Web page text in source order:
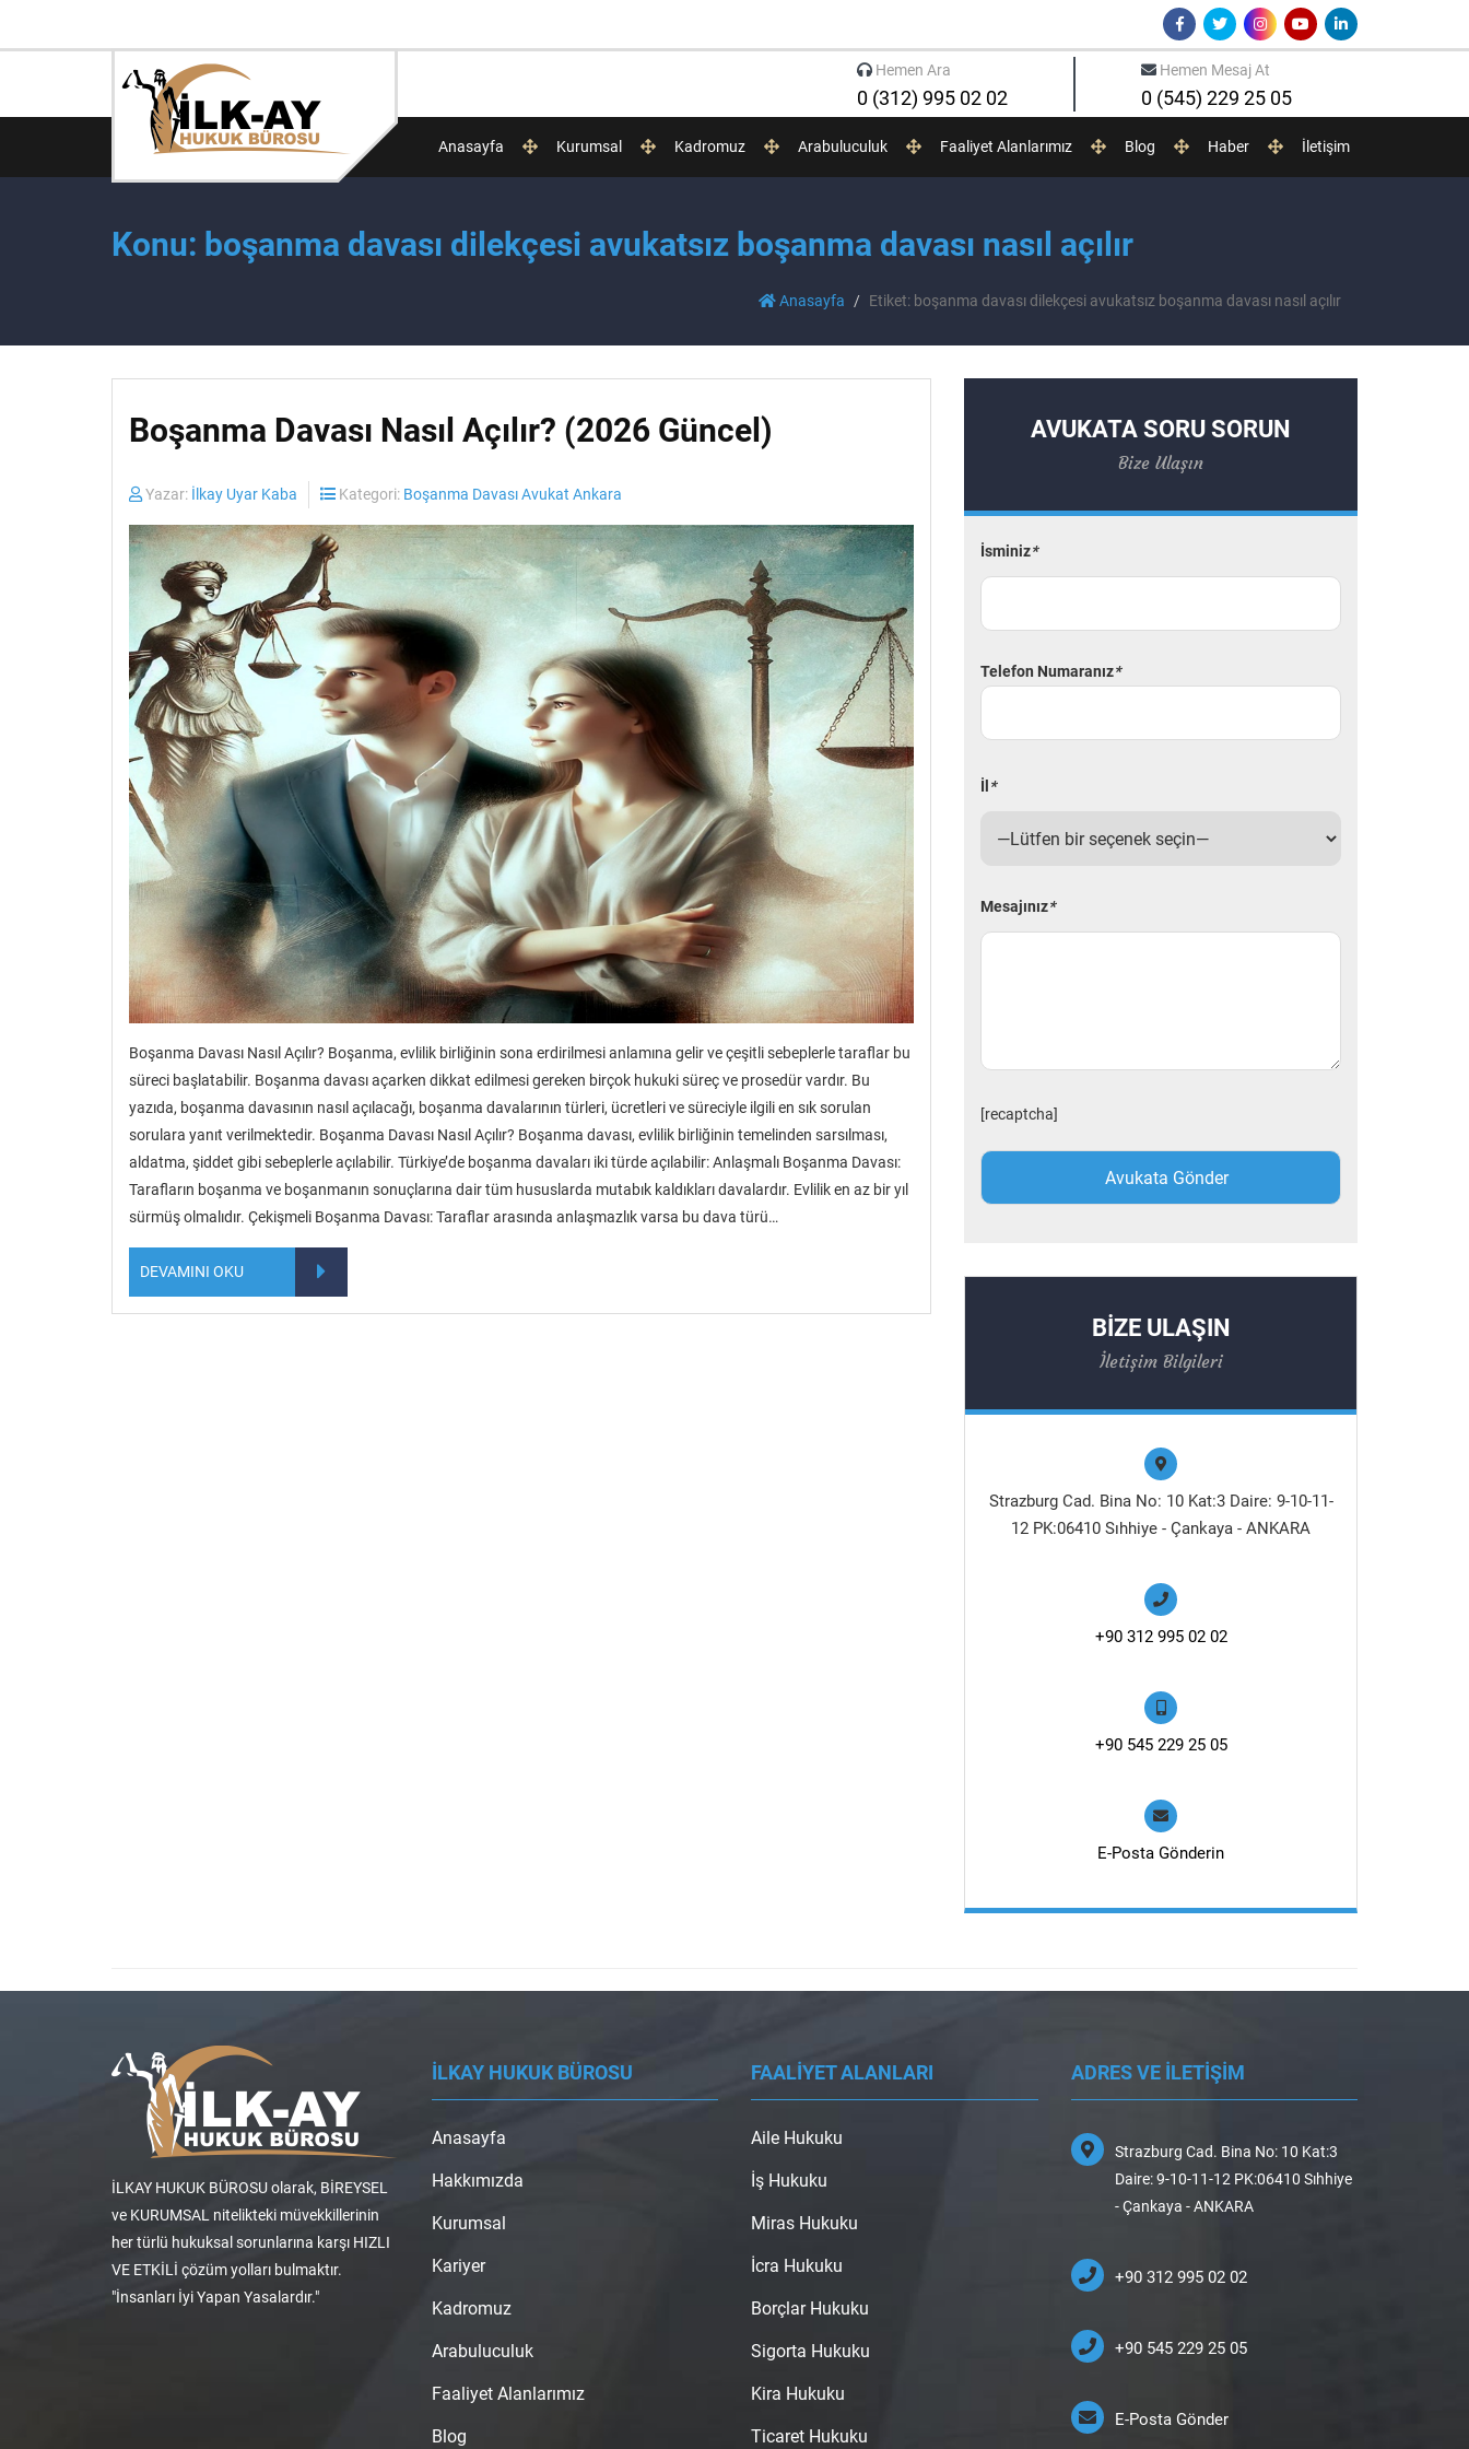
Hemen Ara
0 (312) 995 02 02
Hemen Mesaj At
0 (545) 229 25 05
Anasayfa Kurumsal Kadromuz Arabuluculuk Faaliyet Alanlarımız Blog Haber İletişim
Konu: boşanma davası dilekçesi avukatsız boşanma davası nasıl açılır
Anasayfa Etiket: boşanma davası dilekçesi avukatsız boşanma davası nasıl açılır
Boşanma Davası Nasıl Açılır? (2026 Güncel)
Yazar: İlkay Uyar Kaba Kategori: Boşanma Davası Avukat Ankara
Boşanma Davası Nasıl Açılır? Boşanma, evlilik birliğinin sona erdirilmesi anlamına gelir ve çeşitli sebeplerle taraflar bu
süreci başlatabilir. Boşanma davası açarken dikkat edilmesi gereken birçok hukuki süreç ve prosedür vardır. Bu
yazıda, boşanma davasının nasıl açılacağı, boşanma davalarının türleri, ücretleri ve süreciyle ilgili en sık sorulan
sorulara yanıt verilmektedir. Boşanma Davası Nasıl Açılır? Boşanma davası, evlilik birliğinin temelinden sarsılması,
aldatma, şiddet gibi sebeplerle açılabilir. Türkiye’de boşanma davaları iki türde açılabilir: Anlaşmalı Boşanma Davası:
Tarafların boşanma ve boşanmanın sonuçlarına dair tüm hususlarda mutabık kaldıkları davalardır. Evlilik en az bir yıl
sürmüş olmalıdır. Çekişmeli Boşanma Davası: Taraflar arasında anlaşmazlık varsa bu dava türü…
DEVAMINI OKU
AVUKATA SORU SORUN
Bize Ulaşın
İsminiz*
Telefon Numaranız*
İl *
Mesajınız*
[recaptcha]
BİZE ULAŞIN
İletişim Bilgileri
Strazburg Cad. Bina No: 10 Kat:3 Daire: 9-10-11-
12 PK:06410 Sıhhiye - Çankaya - ANKARA
+90 312 995 02 02
+90 545 229 25 05
E-Posta Gönderin
İLKAY HUKUK BÜROSU olarak, BİREYSEL
ve KURUMSAL nitelikteki müvekkillerinin
her türlü hukuksal sorunlarına karşı HIZLI
VE ETKİLİ çözüm yolları bulmaktır.
"İnsanları İyi Yapan Yasalardır."
İLKAY HUKUK BÜROSU
Anasayfa
Hakkımızda
Kurumsal
Kariyer
Kadromuz
Arabuluculuk
Faaliyet Alanlarımız
Blog
FAALİYET ALANLARI
Aile Hukuku
İş Hukuku
Miras Hukuku
İcra Hukuku
Borçlar Hukuku
Sigorta Hukuku
Kira Hukuku
Ticaret Hukuku
ADRES VE İLETİŞİM
Strazburg Cad. Bina No: 10 Kat:3
Daire: 9-10-11-12 PK:06410 Sıhhiye
- Çankaya - ANKARA
+90 312 995 02 02
+90 545 229 25 05
E-Posta Gönder